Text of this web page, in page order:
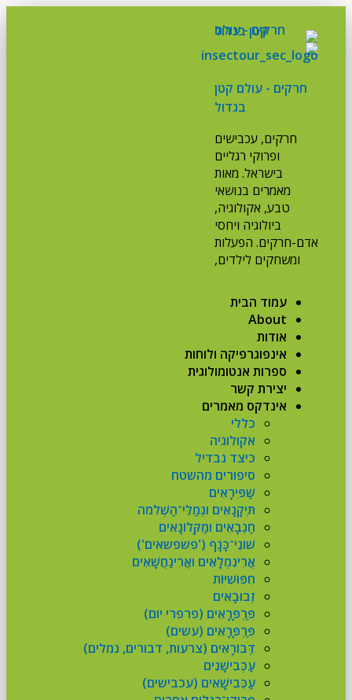
חרקים - עולם קטן
בגדול
חרקים, עכבישים
ופרוקי רגליים
בישראל. מאות
מאמרים בנושאי
טבע, אקולוגיה,
ביולוגיה ויחסי
אדם-חרקים. הפעלות
ומשחקים לילדים,
עמוד הבית
About
אודות
אינפוגרפיקה ולוחות
ספרות אנטומולוגית
יצירת קשר
אינדקס מאמרים
כללי
אקולוגיה
כיצד נבדיל
סיפורים מהשטח
שַׁפִּירָאִים
תִּיקָנָאִים וגְּמַלֵּי־הַשְׁלֹמֹה
חַגְבָאִים ומַקְּלוֹנָאִים
שׁוֹנֵי־כָּנָף ('פשפשאים')
אֲרִינִמְלָאִים ואֲרִינַחֲשָׁאִים
חִפּוּשִׁיּוֹת
זְבוּבָאִים
פַּרְפָּרָאִים (פרפרי יום)
פַּרְפָּרָאִים (עשים)
דְּבוֹרָאִים (צרעות, דבורים, נמלים)
עַכְּבִישָׁנִים
עַכְּבִישָׁאִים (עכבישים)